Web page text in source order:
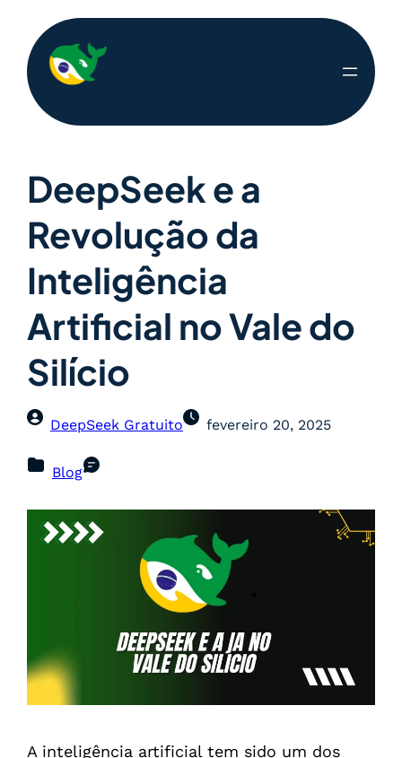
DeepSeek e a
Revolução da
Inteligência
Artificial no Vale do
Silício
DeepSeek Gratuito fevereiro 20, 2025
Blog
A inteligência artificial tem sido um dos